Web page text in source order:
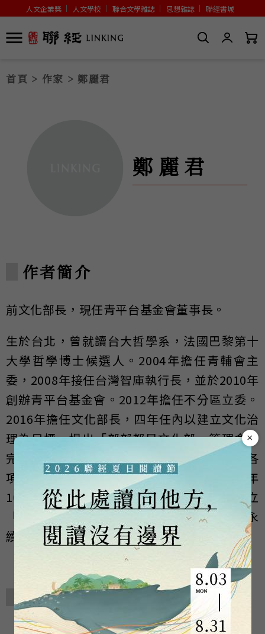
人文企業獎 人文學校 聯合文學雜誌 思想雜誌 聯經書城
首頁 > 作家 > 鄭麗君
鄭麗君
作者簡介
前文化部長，現任青平台基金會董事長。
生於台北，曾就讀台大哲學系，法國巴黎第十
大學哲學博士候選人。2004年擔任青輔會主
委，2008年接任台灣智庫執行長，並於2010年
創辦青平台基金會。2012年擔任不分區立委。
2016年擔任文化部長，四年任內以建立文化治
理為目標，提出「部部都是文化部」等理念，
完成包括《文化基本法》等多項立法，推動各
項文化扎根政策，提振台灣文化內容。2020年
10月，鄭麗君回任青平台基金會董事長，設立
「永續民主研究中心」，關心「民主社會的永
續發展」，前瞻台灣年輕人的未來。
相關著作
×